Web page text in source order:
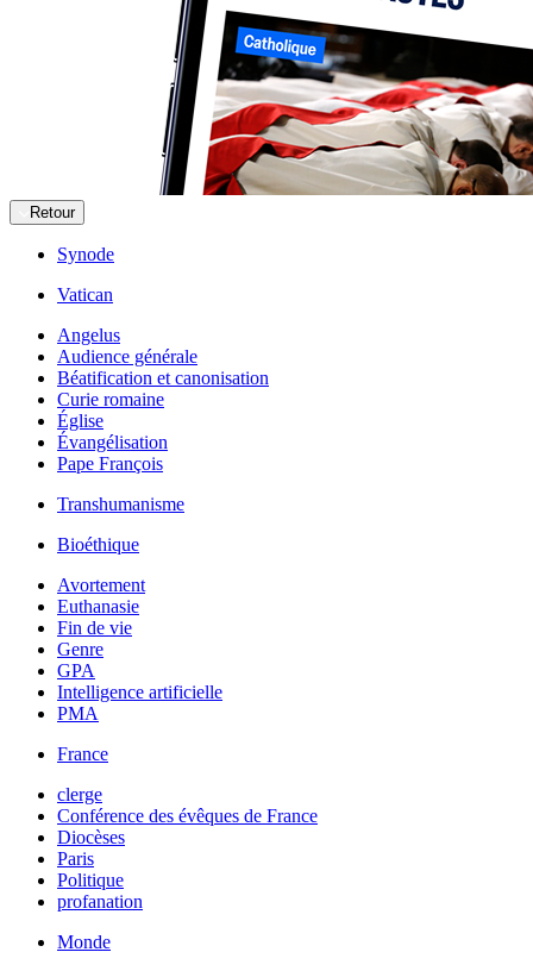
Retour
Synode
Vatican
Angelus
Audience générale
Béatification et canonisation
Curie romaine
Église
Évangélisation
Pape François
Transhumanisme
Bioéthique
Avortement
Euthanasie
Fin de vie
Genre
GPA
Intelligence artificielle
PMA
France
clerge
Conférence des évêques de France
Diocèses
Paris
Politique
profanation
Monde